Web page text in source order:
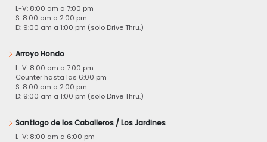
L-V: 8:00 am a 7:00 pm
S: 8:00 am a 2:00 pm
D: 9:00 am a 1:00 pm (solo Drive Thru.)
Arroyo Hondo
L-V: 8:00 am a 7:00 pm
Counter hasta las 6:00 pm
S: 8:00 am a 2:00 pm
D: 9:00 am a 1:00 pm (solo Drive Thru.)
Santiago de los Caballeros / Los Jardines
L-V: 8:00 am a 6:00 pm